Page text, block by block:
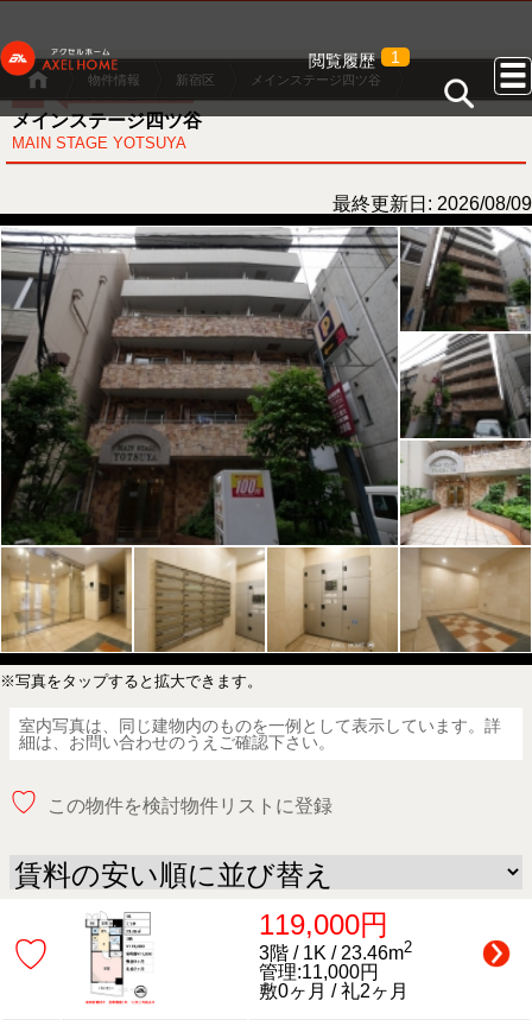
閲覧履歴 1
物件情報 新宿区 メインステージ四ツ谷
メインステージ四ツ谷
MAIN STAGE YOTSUYA
最終更新日: 2026/08/09
※写真をタップすると拡大できます。
室内写真は、同じ建物内のものを一例として表示しています。詳
細は、お問い合わせのうえご確認下さい。
♡ この物件を検討物件リストに登録
♡
119,000円
3階 / 1K / 23.46m2
管理:11,000円
敷0ヶ月 / 礼2ヶ月